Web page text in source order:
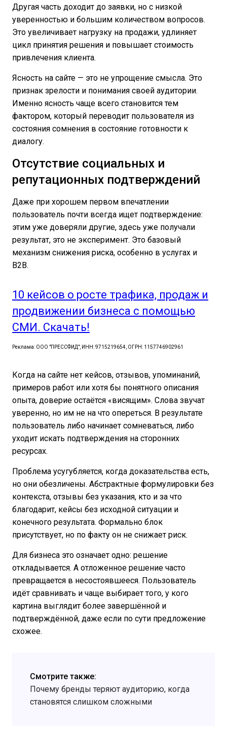
Другая часть доходит до заявки, но с низкой
уверенностью и большим количеством вопросов.
Это увеличивает нагрузку на продажи, удлиняет
цикл принятия решения и повышает стоимость
привлечения клиента.
Ясность на сайте — это не упрощение смысла. Это
признак зрелости и понимания своей аудитории.
Именно ясность чаще всего становится тем
фактором, который переводит пользователя из
состояния сомнения в состояние готовности к
диалогу.
Отсутствие социальных и
репутационных подтверждений
Даже при хорошем первом впечатлении
пользователь почти всегда ищет подтверждение:
этим уже доверяли другие, здесь уже получали
результат, это не эксперимент. Это базовый
механизм снижения риска, особенно в услугах и
B2B.
10 кейсов о росте трафика, продаж и
продвижении бизнеса с помощью
СМИ. Скачать!
Реклама: ООО "ПРЕССФИД", ИНН: 9715219654, ОГРН: 1157746902961
Когда на сайте нет кейсов, отзывов, упоминаний,
примеров работ или хотя бы понятного описания
опыта, доверие остаётся «висящим». Слова звучат
уверенно, но им не на что опереться. В результате
пользователь либо начинает сомневаться, либо
уходит искать подтверждения на сторонних
ресурсах.
Проблема усугубляется, когда доказательства есть,
но они обезличены. Абстрактные формулировки без
контекста, отзывы без указания, кто и за что
благодарит, кейсы без исходной ситуации и
конечного результата. Формально блок
присутствует, но по факту он не снижает риск.
Для бизнеса это означает одно: решение
откладывается. А отложенное решение часто
превращается в несостоявшееся. Пользователь
идёт сравнивать и чаще выбирает того, у кого
картина выглядит более завершённой и
подтверждённой, даже если по сути предложение
схожее.
Смотрите также:
Почему бренды теряют аудиторию, когда
становятся слишком сложными